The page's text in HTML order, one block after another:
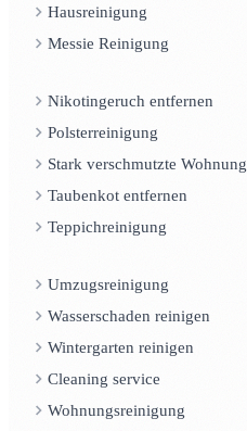
Hausreinigung
Messie Reinigung
Nikotingeruch entfernen
Polsterreinigung
Stark verschmutzte Wohnung
Taubenkot entfernen
Teppichreinigung
Umzugsreinigung
Wasserschaden reinigen
Wintergarten reinigen
Cleaning service
Wohnungsreinigung